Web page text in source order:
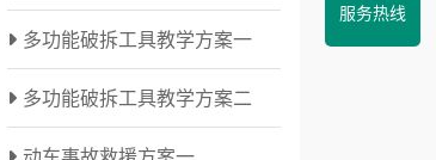
多功能破拆工具教学方案一
多功能破拆工具教学方案二
服务热线